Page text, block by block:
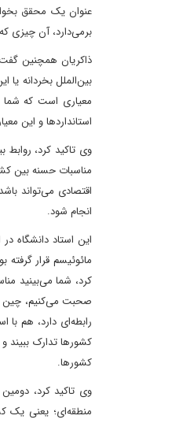
عنوان یک محقق
برمی‌دارد، آن چیزی
ذاکریان همچنین
بین‌الملل بخردانه
معیاری است که شما
استانداردها و این
وی تاکید کرد، روابط
مناسبات حسنه بین
اقتصادی می‌تواند
انجام شود.
این استاد دانشگاه
مائوئیسم قرار
کرد، شما می‌بینید
صحبت می‌کنیم، چین
رابطه‌ای دارد، هم
کشورها تدارک
کشورها.
وی تاکید کرد،
منطقه‌ای؛ یعنی یک